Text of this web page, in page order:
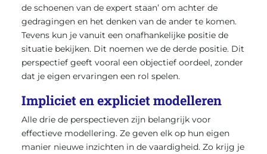
de schoenen van de expert staan’ om achter de
gedragingen en het denken van de ander te komen.
Tevens kun je vanuit een onafhankelijke positie de
situatie bekijken. Dit noemen we de derde positie. Dit
perspectief geeft vooral een objectief oordeel, zonder
dat je eigen ervaringen een rol spelen.
Impliciet en expliciet modelleren
Alle drie de perspectieven zijn belangrijk voor
effectieve modellering. Ze geven elk op hun eigen
manier nieuwe inzichten in de vaardigheid. Zo krijg je